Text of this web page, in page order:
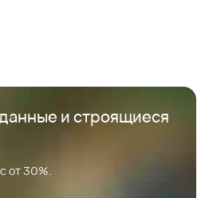
и строящиеся
от 30%.